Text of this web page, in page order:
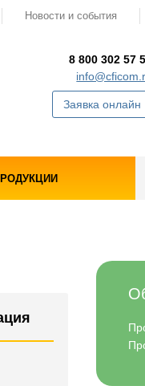
Новости и события
8 800 302 57
Заявка онлайн